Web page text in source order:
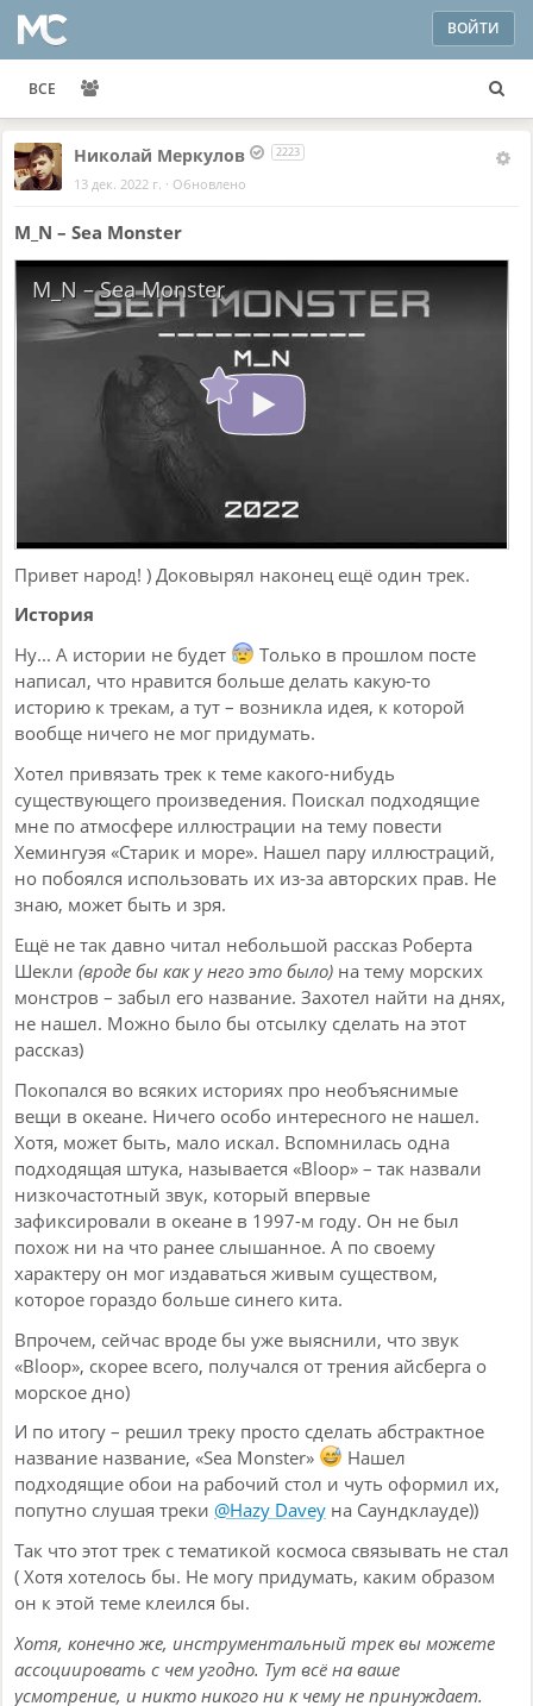
ВОЙТИ
ВСЕ
Николай Меркулов 2223
13 дек. 2022 г. · Обновлено
M_N – Sea Monster
M_N – Sea Monster
Привет народ! ) Доковырял наконец ещё один трек.
История
Ну... А истории не будет
Только в прошлом посте
написал, что нравится больше делать какую-то
историю к трекам, а тут – возникла идея, к которой
вообще ничего не мог придумать.
Хотел привязать трек к теме какого-нибудь
существующего произведения. Поискал подходящие
мне по атмосфере иллюстрации на тему повести
Хемингуэя «Старик и море». Нашел пару иллюстраций,
но побоялся использовать их из-за авторских прав. Не
знаю, может быть и зря.
Ещё не так давно читал небольшой рассказ Роберта
Шекли (вроде бы как у него это было) на тему морских
монстров – забыл его название. Захотел найти на днях,
не нашел. Можно было бы отсылку сделать на этот
рассказ)
Покопался во всяких историях про необъяснимые
вещи в океане. Ничего особо интересного не нашел.
Хотя, может быть, мало искал. Вспомнилась одна
подходящая штука, называется «Bloop» – так назвали
низкочастотный звук, который впервые
зафиксировали в океане в 1997-м году. Он не был
похож ни на что ранее слышанное. А по своему
характеру он мог издаваться живым существом,
которое гораздо больше синего кита.
Впрочем, сейчас вроде бы уже выяснили, что звук
«Bloop», скорее всего, получался от трения айсберга о
морское дно)
И по итогу – решил треку просто сделать абстрактное
название название, «Sea Monster»
Нашел
подходящие обои на рабочий стол и чуть оформил их,
попутно слушая треки @Hazy Davey на Саундклауде))
Так что этот трек с тематикой космоса связывать не стал
( Хотя хотелось бы. Не могу придумать, каким образом
он к этой теме клеился бы.
Хотя, конечно же, инструментальный трек вы можете
ассоциировать с чем угодно. Тут всё на ваше
усмотрение, и никто никого ни к чему не принуждает.